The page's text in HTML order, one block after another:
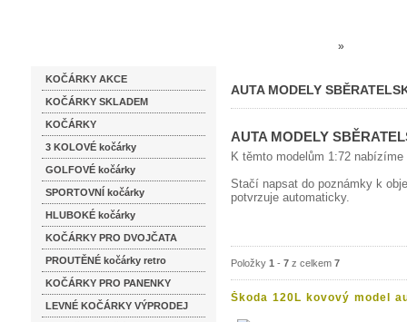
KOČÁRKY AKCE
KOČÁRKY SKLADEM
KOČÁRKY
3 KOLOVÉ kočárky
GOLFOVÉ kočárky
SPORTOVNÍ kočárky
HLUBOKÉ kočárky
KOČÁRKY PRO DVOJČATA
PROUTĚNÉ kočárky retro
KOČÁRKY PRO PANENKY
LEVNÉ KOČÁRKY VÝPRODEJ
»
AUTA MODELY
AUTA MODELY
AUTA MODELY
K těmto modelům 1:72
Stačí napsat do poznámky k
potvrzuje automaticky.
Položky 1 - 7 z celkem 7
Škoda 120L kovový model